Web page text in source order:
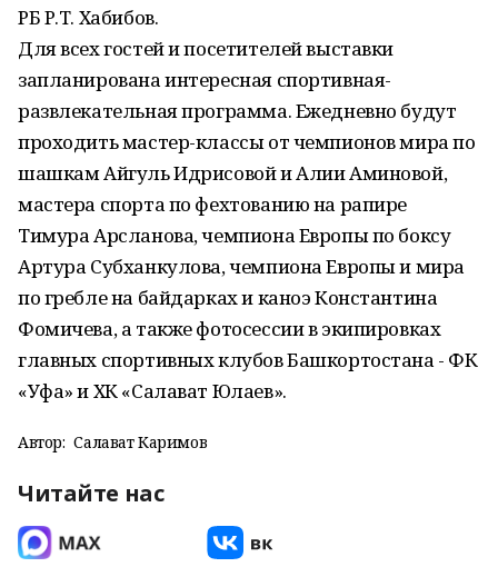
РБ Р.Т. Хабибов.
Для всех гостей и посетителей выставки
запланирована интересная спортивная-
развлекательная программа. Ежедневно будут
проходить мастер-классы от чемпионов мира по
шашкам Айгуль Идрисовой и Алии Аминовой,
мастера спорта по фехтованию на рапире
Тимура Арсланова, чемпиона Европы по боксу
Артура Субханкулова, чемпиона Европы и мира
по гребле на байдарках и каноэ Константина
Фомичева, а также фотосессии в экипировках
главных спортивных клубов Башкортостана - ФК
«Уфа» и ХК «Салават Юлаев».
Автор: Салават Каримов
Читайте нас